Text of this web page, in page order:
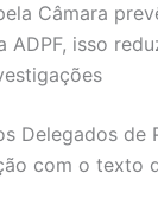
Câmara
ADPF, isso
Delegados de
com o texto